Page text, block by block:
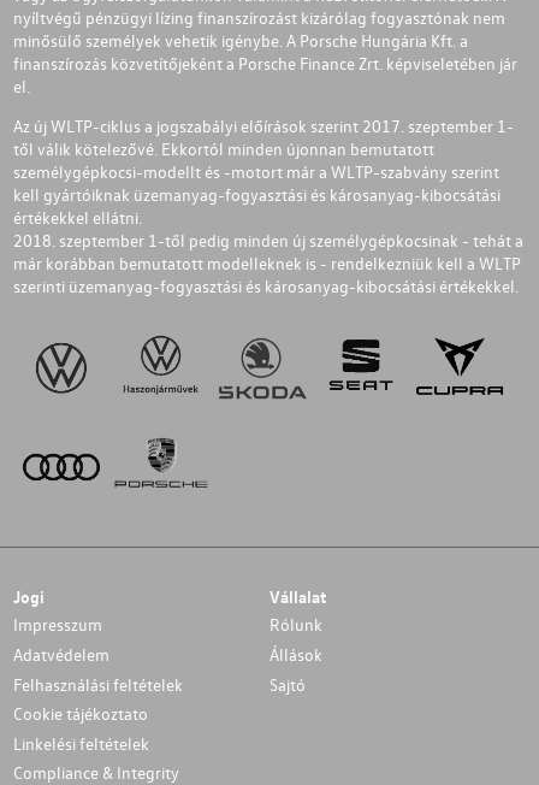
nyíltvégű pénzügyi lízing finanszírozást kizárólag fogyasztónak nem
minősülő személyek vehetik igénybe. A Porsche Hungária Kft. a
finanszírozás közvetítőjeként a Porsche Finance Zrt. képviseletében jár
el.
Az új WLTP-ciklus a jogszabályi előírások szerint 2017. szeptember 1-
től válik kötelezővé. Ekkortól minden újonnan bemutatott
személygépkocsi-modellt és -motort már a WLTP-szabvány szerint
kell gyártóiknak üzemanyag-fogyasztási és károsanyag-kibocsátási
értékekkel ellátni.
2018. szeptember 1-től pedig minden új személygépkocsinak - tehát a
már korábban bemutatott modelleknek is - rendelkezniük kell a WLTP
szerinti üzemanyag-fogyasztási és károsanyag-kibocsátási értékekkel.
Jogi
Impresszum
Adatvédelem
Felhasználási feltételek
Cookie tájékoztato
Linkelési feltételek
Compliance & Integrity
Vállalat
Rólunk
Állások
Sajtó